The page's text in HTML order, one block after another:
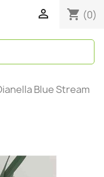
 shopping_cart (0)
Blue Stream